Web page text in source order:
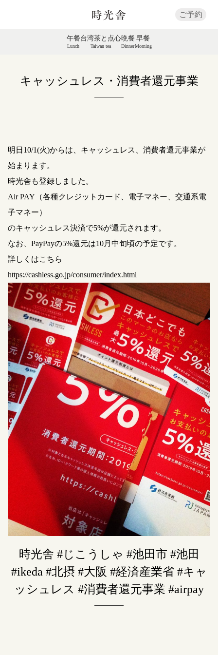
ご予約
午餐
Lunch
台湾茶と点心
Taiwan tea
晩餐
Dinner
早餐
Morning
キャッシュレス・消費者還元事業
明日10/1(火)からは、キャッシュレス、消費者還元事業が
始まります。
時光舎も登録しました。
Air PAY（各種クレジットカード、電子マネー、交通系電
子マネー）
のキャッシュレス決済で5%が還元されます。
なお、PayPayの5%還元は10月中旬頃の予定です。
詳しくはこちら
https://cashless.go.jp/consumer/index.html
時光舎 #じこうしゃ #池田市 #池田
#ikeda #北摂 #大阪 #経済産業省 #キャ
ッシュレス #消費者還元事業 #airpay